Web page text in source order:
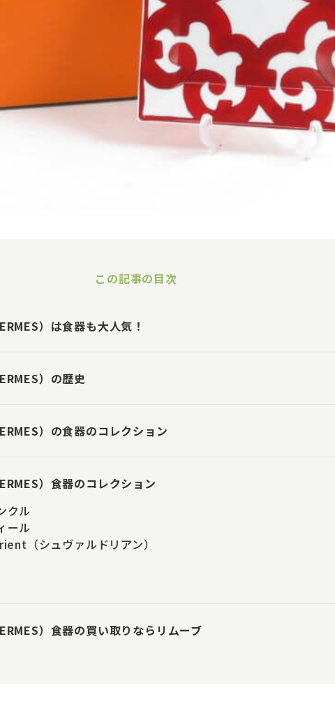
この記事の目次
）は食器も大人気！
）の歴史
）の食器のコレクション
）食器のコレクション
クル
ール
（シュヴァルドリアン）
）食器の買い取りならリムーブ